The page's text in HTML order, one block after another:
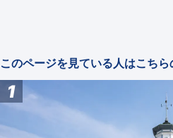
このページを見ている人はこち
1